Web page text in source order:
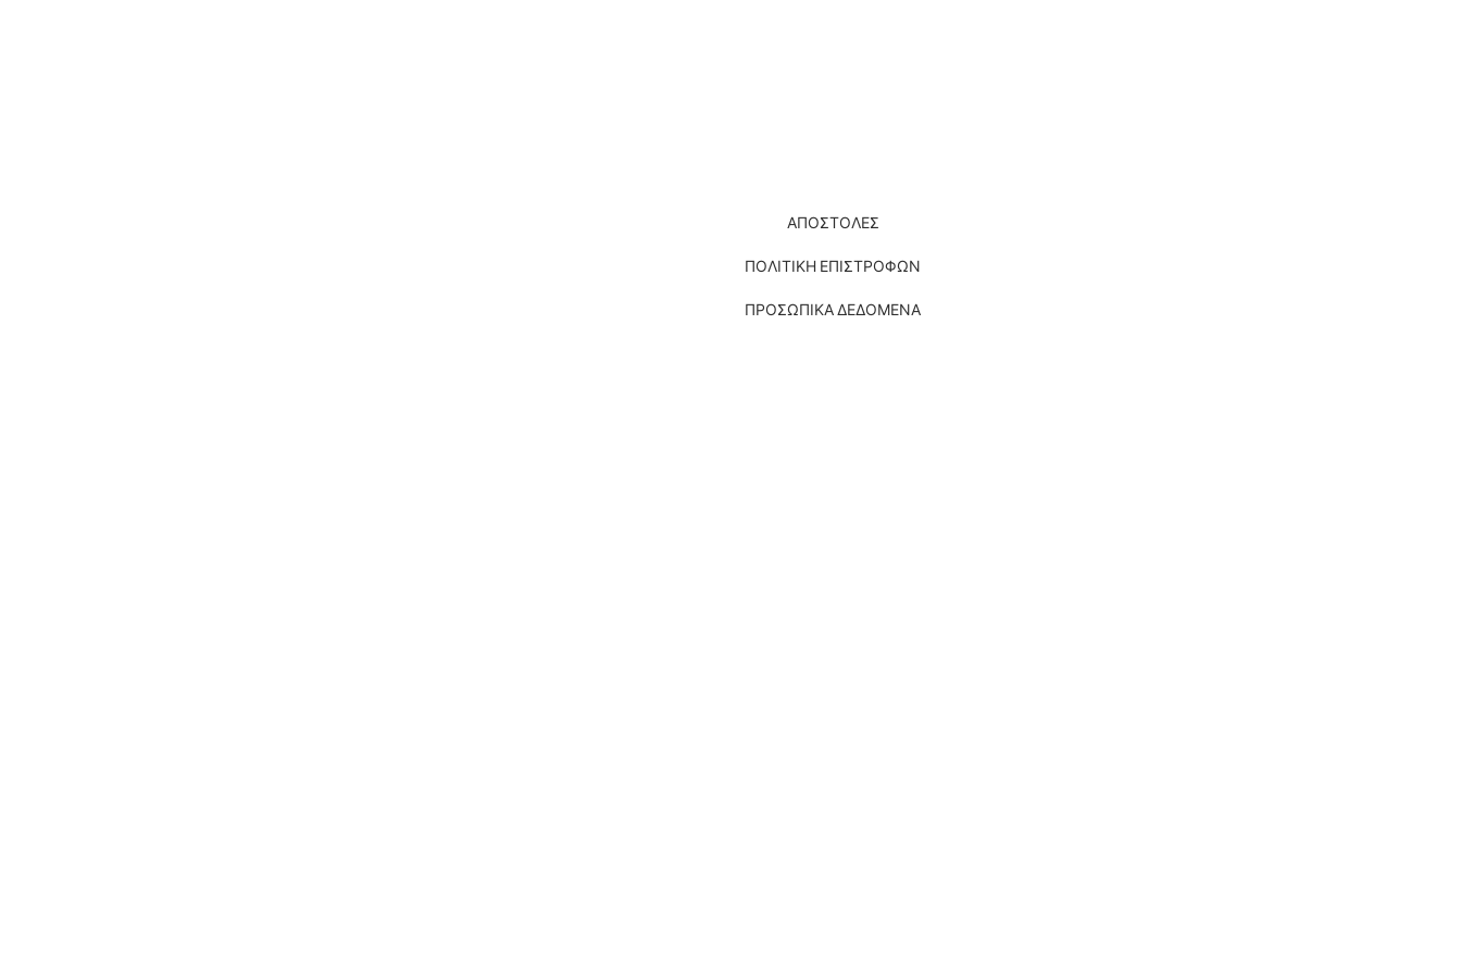
ΑΠΟΣΤΟΛΕΣ
ΠΟΛΙΤΙΚΗ ΕΠΙΣΤΡΟΦΩΝ
ΠΡΟΣΩΠΙΚΑ ΔΕΔΟΜΕΝΑ